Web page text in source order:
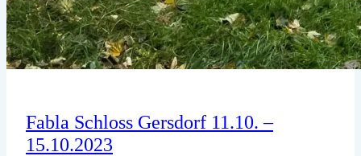
Fabla Schloss Gersdorf 11.10. –
15.10.2023